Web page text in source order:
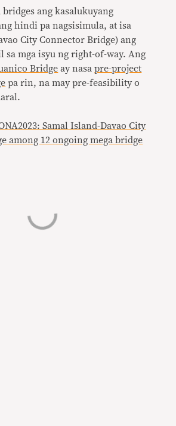
bridges ang kasalukuyang
hindi pa nagsisimula, at isa
City Connector Bridge) ang
sa mga isyu ng right-of-way. Ang
Bridge ay nasapre-project
pa rin, na may pre-feasibility o
Samal Island-Davao City
among 12 ongoing mega bridge